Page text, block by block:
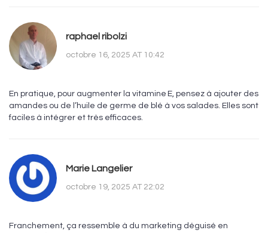
raphael ribolzi
octobre 16, 2025 AT 10:42
En pratique, pour augmenter la vitamine E, pensez à ajouter des
amandes ou de l’huile de germe de blé à vos salades. Elles sont
faciles à intégrer et très efficaces.
Marie Langelier
octobre 19, 2025 AT 22:02
Franchement, ça ressemble à du marketing déguisé en